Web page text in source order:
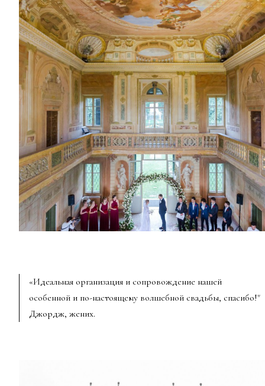
«Идеальная организация и сопровождение нашей
особенной и по-настоящему волшебной свадьбы, спасибо!"
Джордж, жених.